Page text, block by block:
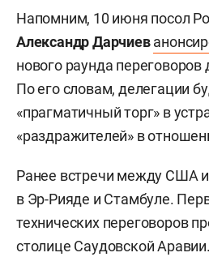
Напомним, 10 июня посол
Александр Дарчиев
нового раунда переговоров
По его словам, делегации
«прагматичный торг» в
«раздражителей» в
Ранее встречи между США и
в Эр-Рияде и Стамбуле.
технических переговоров
столице Саудовской